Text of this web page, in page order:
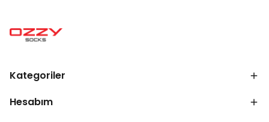
Kategoriler
Hesabım